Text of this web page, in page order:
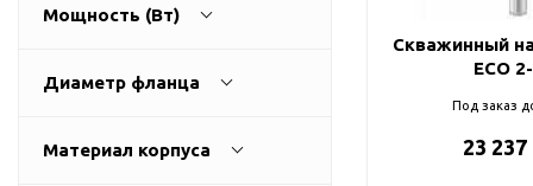
Насосы для фонтана и
Фонтанные насосы
Мощность (Вт)
Диаметр фланца
Материал корпуса
Скважинный
ECO
Под заказ
23 237